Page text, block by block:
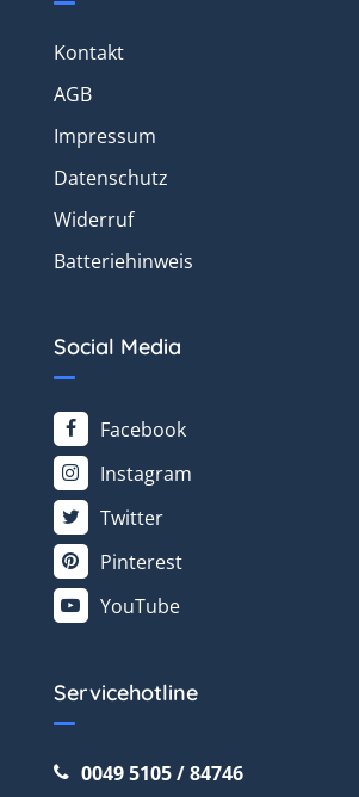
Kontakt
AGB
Impressum
Datenschutz
Widerruf
Batteriehinweis
Social Media
Facebook
Instagram
Twitter
Pinterest
YouTube
Servicehotline
0049 5105 / 84746